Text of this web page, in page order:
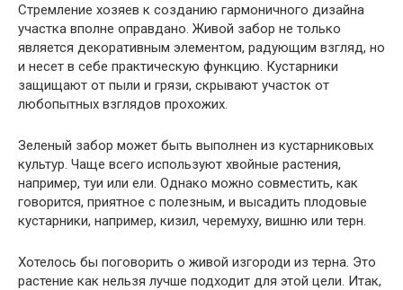
Стремление хозяев к созданию гармоничного дизайна
участка вполне оправдано. Живой забор не только
является декоративным элементом, радующим взгляд, но
и несет в себе практическую функцию. Кустарники
защищают от пыли и грязи, скрывают участок от
любопытных взглядов прохожих.
Зеленый забор может быть выполнен из кустарниковых
культур. Чаще всего используют хвойные растения,
например, туи или ели. Однако можно совместить, как
говорится, приятное с полезным, и высадить плодовые
кустарники, например, кизил, черемуху, вишню или терн.
Хотелось бы поговорить о живой изгороди из терна. Это
растение как нельзя лучше подходит для этой цели. Итак,